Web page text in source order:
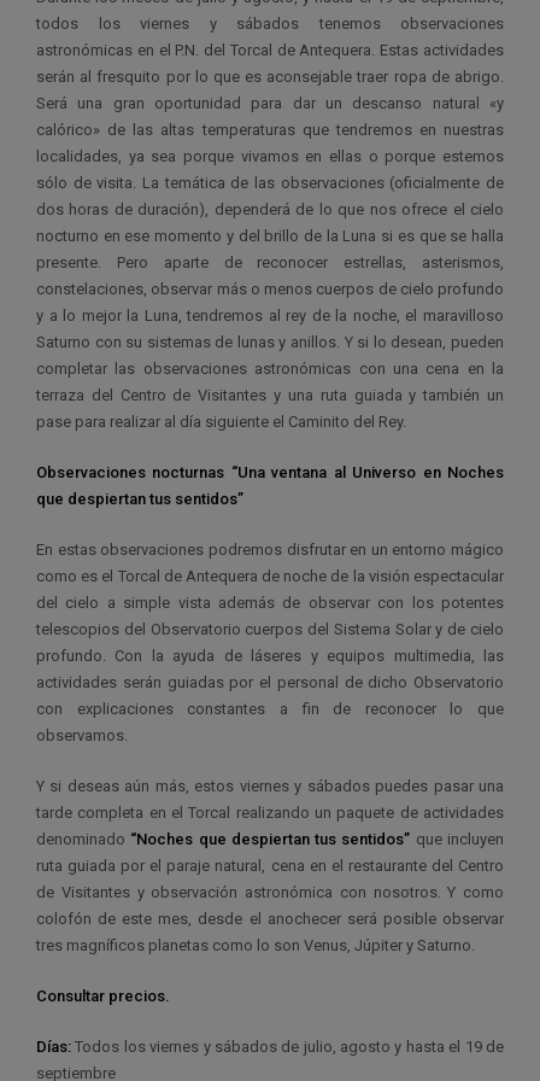
todos los viernes y sábados tenemos observaciones
astronómicas en el P.N. del Torcal de Antequera. Estas actividades
serán al fresquito por lo que es aconsejable traer ropa de abrigo.
Será una gran oportunidad para dar un descanso natural «y
calórico» de las altas temperaturas que tendremos en nuestras
localidades, ya sea porque vivamos en ellas o porque estemos
sólo de visita. La temática de las observaciones (oficialmente de
dos horas de duración), dependerá de lo que nos ofrece el cielo
nocturno en ese momento y del brillo de la Luna si es que se halla
presente. Pero aparte de reconocer estrellas, asterismos,
constelaciones, observar más o menos cuerpos de cielo profundo
y a lo mejor la Luna, tendremos al rey de la noche, el maravilloso
Saturno con su sistemas de lunas y anillos. Y si lo desean, pueden
completar las observaciones astronómicas con una cena en la
terraza del Centro de Visitantes y una ruta guiada y también un
pase para realizar al día siguiente el Caminito del Rey.
Observaciones nocturnas “Una ventana al Universo en Noches
que despiertan tus sentidos”
En estas observaciones podremos disfrutar en un entorno mágico
como es el Torcal de Antequera de noche de la visión espectacular
del cielo a simple vista además de observar con los potentes
telescopios del Observatorio cuerpos del Sistema Solar y de cielo
profundo. Con la ayuda de láseres y equipos multimedia, las
actividades serán guiadas por el personal de dicho Observatorio
con explicaciones constantes a fin de reconocer lo que
observamos.
Y si deseas aún más, estos viernes y sábados puedes pasar una
tarde completa en el Torcal realizando un paquete de actividades
denominado “Noches que despiertan tus sentidos” que incluyen
ruta guiada por el paraje natural, cena en el restaurante del Centro
de Visitantes y observación astronómica con nosotros. Y como
colofón de este mes, desde el anochecer será posible observar
tres magníficos planetas como lo son Venus, Júpiter y Saturno.
Consultar precios.
Días:Todos los viernes y sábados de julio, agosto y hasta el 19 de
septiembre